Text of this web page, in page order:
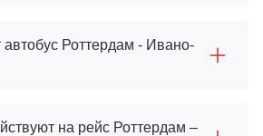
автобус Роттердам - Ивано-
на рейс Роттердам –